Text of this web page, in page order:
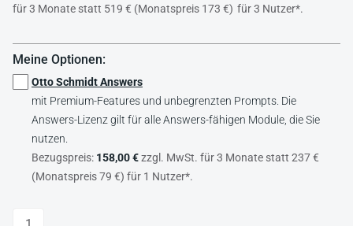
für 3 Monate statt 519 € (Monatspreis 173 €) für 3 Nutzer*.
Meine Optionen:
Otto Schmidt Answers
mit Premium-Features und unbegrenzten Prompts. Die
Answers-Lizenz gilt für alle Answers-fähigen Module, die Sie
nutzen.
Bezugspreis: 158,00 €zzgl. MwSt. für 3 Monate statt 237 €
(Monatspreis 79 €) für 1 Nutzer*.
Anzahl